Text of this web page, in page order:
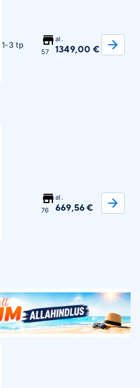
1-3 tp
57
al.
1349,00 €
76
al.
669,56 €